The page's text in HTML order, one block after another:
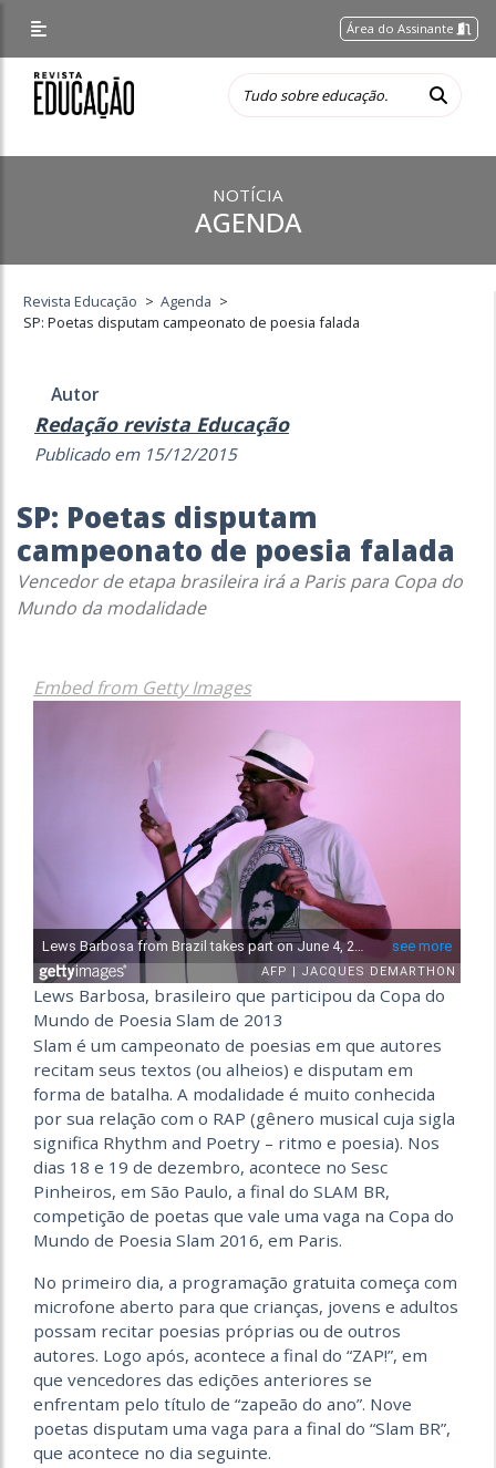
Área do Assinante
NOTÍCIA
AGENDA
Revista Educação > Agenda >
SP: Poetas disputam campeonato de poesia falada
Autor
Redação revista Educação
Publicado em 15/12/2015
SP: Poetas disputam
campeonato de poesia falada
Vencedor de etapa brasileira irá a Paris para Copa do
Mundo da modalidade
Embed from Getty Images
Lews Barbosa, brasileiro que participou da Copa do
Mundo de Poesia Slam de 2013
Slam é um campeonato de poesias em que autores
recitam seus textos (ou alheios) e disputam em
forma de batalha. A modalidade é muito conhecida
por sua relação com o RAP (gênero musical cuja sigla
significa Rhythm and Poetry – ritmo e poesia). Nos
dias 18 e 19 de dezembro, acontece no Sesc
Pinheiros, em São Paulo, a final do SLAM BR,
competição de poetas que vale uma vaga na Copa do
Mundo de Poesia Slam 2016, em Paris.
No primeiro dia, a programação gratuita começa com
microfone aberto para que crianças, jovens e adultos
possam recitar poesias próprias ou de outros
autores. Logo após, acontece a final do “ZAP!”, em
que vencedores das edições anteriores se
enfrentam pelo título de “zapeão do ano”. Nove
poetas disputam uma vaga para a final do “Slam BR”,
que acontece no dia seguinte.